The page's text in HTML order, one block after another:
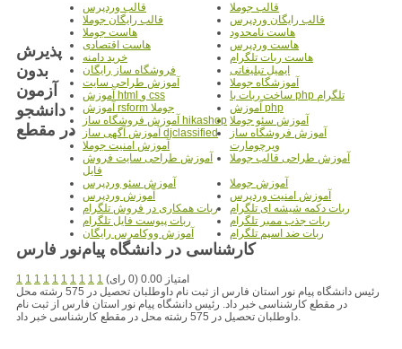
قالب جوملا
قالب وردپرس
قالب رایگان وردپرس
قالب رایگان جوملا
هاست نامحدود
هاست جوملا
هاست وردپرس
هاست اقتصادی
هاست ربات تلگرام
خرید دامنه
ایمیل تبلیغاتی
فروشگاه ساز رایگان
آموزشگاه جوملا
آموزش طراحی سایت
ساخت ربات با php تلگرام
آموزش html و css
آموزش php
آموزش rsform جوملا
آموزش سئو جوملا آموزش فروشگاه ساز hikashop
آموزش فروشگاه ساز
ویرچومارت
آموزش آگهی ساز djclassified
آموزش امنیت جوملا
آموزش طراحی قالب جوملا
آموزش طراحی سایت فروش
فایل
آموزش جوملا
آموزش سئو وردپرس
آموزش امنیت وردپرس
آموزش وردپرس
ربات دکمه شیشه ای تلگرام
ربات همکاری در فروش تلگرام
ربات جذب ممبر تلگرام
ربات پیوست فایل تلگرام
ربات ضد اسپم تلگرام
آموزش ووکامرس رایگان
پذیرش
بدون
آزمون
دانشجو
در مقطع
کارشناسی در دانشگاه پیام‌نور فارس
1 1 1 1 1 1 1 1 1 1
امتیاز 0.00 (0 رای)
رئیس دانشگاه پیام نور استان فارس از ثبت نام داوطلبان تحصیل در 575 رشته محل
در مقطع کارشناسی خبر داد. رئیس دانشگاه پیام نور استان فارس از ثبت نام
داوطلبان تحصیل در 575 رشته محل در مقطع کارشناسی خبر داد.